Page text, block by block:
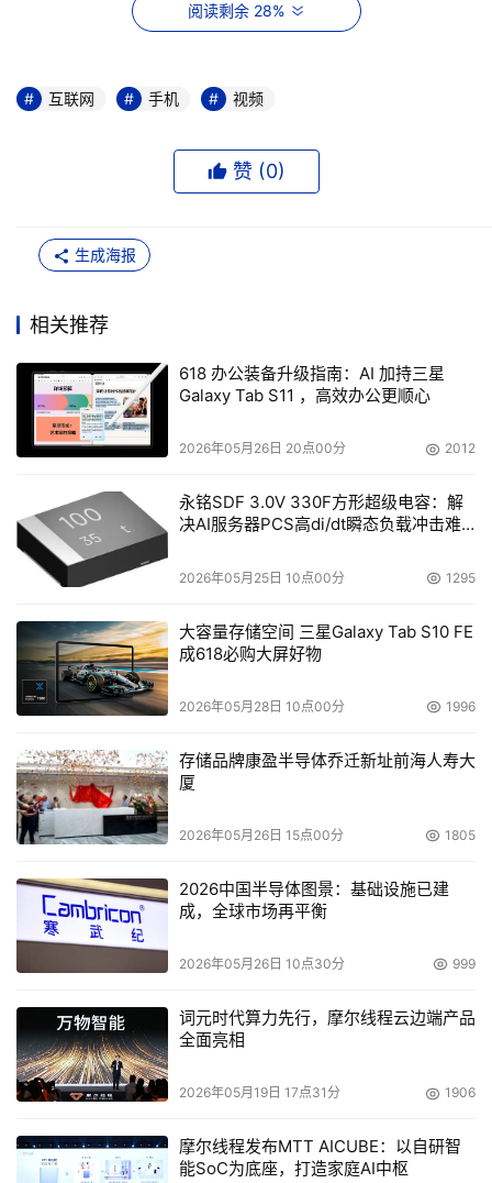
选择年轻人喜欢的议题，借助游戏视角解读职场难题，直戳
iQOO作为新兴的互联网手机品牌，从诞生之初就始终关注
赏”，找到了年轻人喜欢的Popping大神“林梦”，B站百大Up
主“影视飓风”，魔术界顶流“刘谦”，做出来一系列有趣、有
“与年轻人站在一起”不是一句口号，无论从产品开发层面，
人的第一选择。
阅读剩余 28%
互联网 手机 视频
赞 (0)
生成海报
相关推荐
618 办公装备升级指南：AI 加持三星
Galaxy Tab S11 ，高效办公更顺心
2026年05月26日 20点00分 2012
永铭SDF 3.0V 330F方形超级电容：解
决AI服务器PCS高di/dt瞬态负载冲击难
2026年05月25日 10点00分 1295
大容量存储空间 三星Galaxy Tab S10 FE
成618必购大屏好物
2026年05月28日 10点00分 1996
存储品牌康盈半导体乔迁新址前海人寿大
厦
2026年05月26日 15点00分 1805
2026中国半导体图景：基础设施已建
成，全球市场再平衡
2026年05月26日 10点30分 999
词元时代算力先行，摩尔线程云边端产品
全面亮相
2026年05月19日 17点31分 1906
摩尔线程发布MTT AICUBE：以自研智
能SoC为底座，打造家庭AI中枢